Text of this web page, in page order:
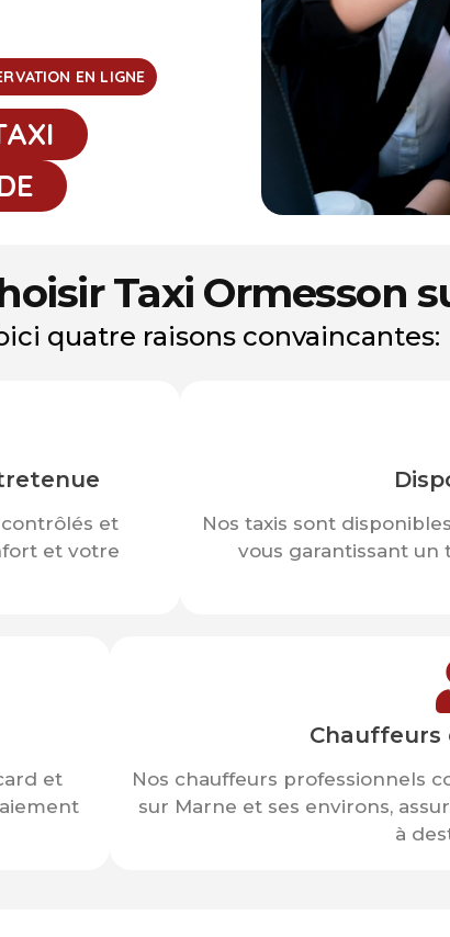
EN LIGNE
Taxi Ormesson
quatre raisons convaincantes:
et
et votre
Nos taxis sont
vous garantissant
et
Chauffeurs
Nos chauffeurs professionnels
sur Marne et ses environs,
à